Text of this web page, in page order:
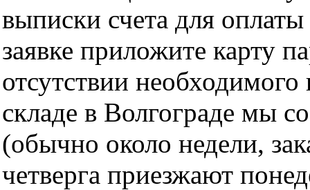
выписки счета для
заявке приложите карту
отсутствии
складе в Волгограде мы
(обычно около недели,
четверга приезжают